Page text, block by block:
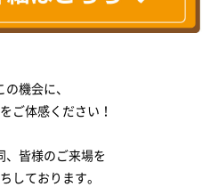
機会に、
ご体感ください！
、皆様のご来場を
しております。